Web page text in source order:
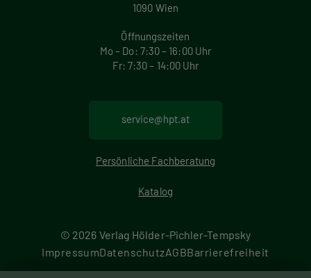
1090 Wien
Öffnungszeiten
Mo – Do: 7:30 – 16:00 Uhr
Fr: 7:30 – 14:00 Uhr
service@hpt.at
Persönliche Fachberatung
Katalog
© 2026 Verlag Hölder-Pichler-Tempsky
F
ImpressumDatenschutzAGBBarrierefreiheit